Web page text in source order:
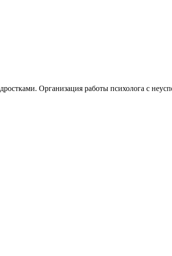
Организация работы психолога с